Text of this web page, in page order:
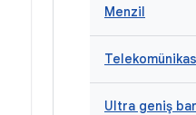
Menzil
Ultra geniş